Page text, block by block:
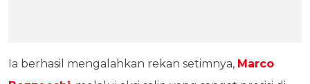
Ia berhasil mengalahkan rekan setimnya, Marco